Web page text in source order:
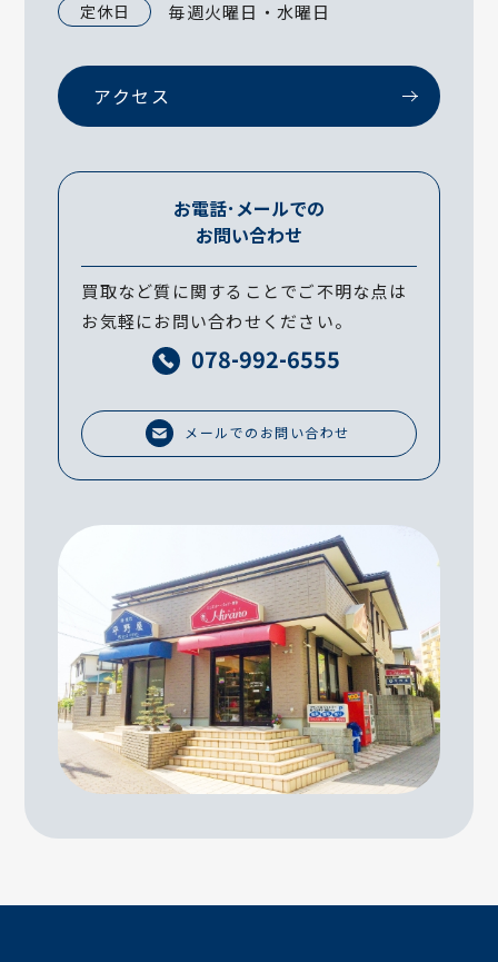
定休日 毎週火曜日・水曜日
アクセス
お電話･メールでの
お問い合わせ
買取など質に関することでご不明な点は
お気軽にお問い合わせください。
078-992-6555
メールでのお問い合わせ